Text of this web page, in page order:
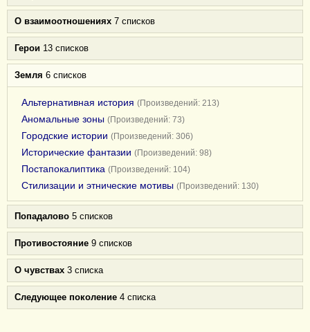
О взаимоотношениях 7 списков
Герои 13 списков
Земля 6 списков
Альтернативная история (Произведений: 213)
Аномальные зоны (Произведений: 73)
Городские истории (Произведений: 306)
Исторические фантазии (Произведений: 98)
Постапокалиптика (Произведений: 104)
Стилизации и этнические мотивы (Произведений: 130)
Попадалово 5 списков
Противостояние 9 списков
О чувствах 3 списка
Следующее поколение 4 списка